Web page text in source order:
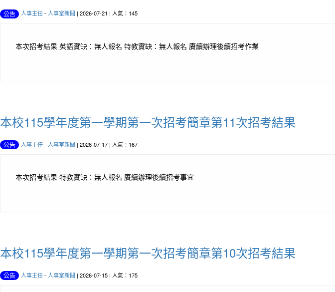
公告 人事主任- 人事室新聞 | 2026-07-21 | 人氣：145
本次招考結果 英語實缺：無人報名 特教實缺：無人報名 賡續辦理後續招考作業
本校115學年度第一學期第一次招考簡章第11次招考結果
公告 人事主任- 人事室新聞 | 2026-07-17 | 人氣：167
本次招考結果 特教實缺：無人報名 賡續辦理後續招考事宜
本校115學年度第一學期第一次招考簡章第10次招考結果
公告 人事主任- 人事室新聞 | 2026-07-15 | 人氣：175